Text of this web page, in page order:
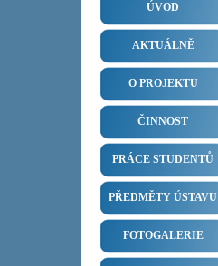
ÚVOD
AKTUÁLNĚ
O PROJEKTU
ČINNOST
PRÁCE STUDENTŮ
PŘEDMĚTY ÚSTAVU
FOTOGALERIE